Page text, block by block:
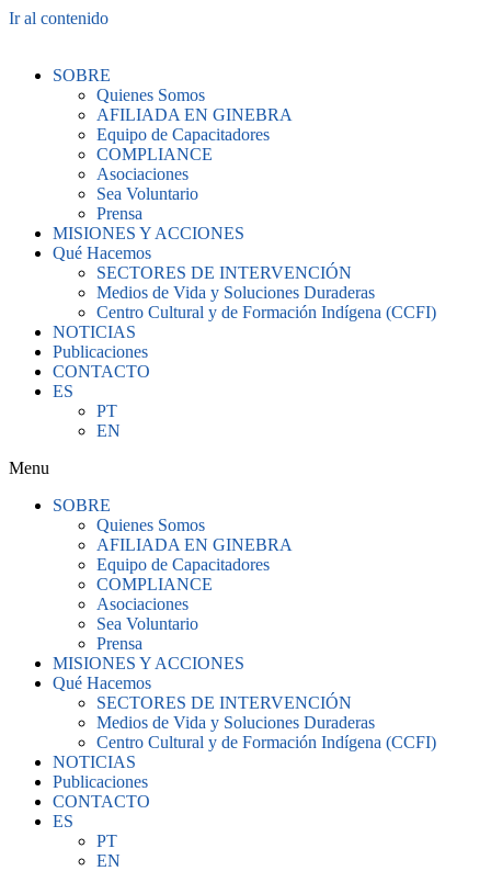
Ir al contenido
SOBRE
Quienes Somos
AFILIADA EN GINEBRA
Equipo de Capacitadores
COMPLIANCE
Asociaciones
Sea Voluntario
Prensa
MISIONES Y ACCIONES
Qué Hacemos
SECTORES DE INTERVENCIÓN
Medios de Vida y Soluciones Duraderas
Centro Cultural y de Formación Indígena (CCFI)
NOTICIAS
Publicaciones
CONTACTO
ES
PT
EN
Menu
SOBRE
Quienes Somos
AFILIADA EN GINEBRA
Equipo de Capacitadores
COMPLIANCE
Asociaciones
Sea Voluntario
Prensa
MISIONES Y ACCIONES
Qué Hacemos
SECTORES DE INTERVENCIÓN
Medios de Vida y Soluciones Duraderas
Centro Cultural y de Formación Indígena (CCFI)
NOTICIAS
Publicaciones
CONTACTO
ES
PT
EN